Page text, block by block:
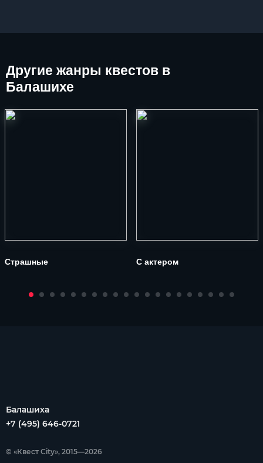
Другие жанры квестов в
Балашихе
Страшные С актером
Балашиха
+7 (495) 646-0721
© «Квест City», 2015—2026